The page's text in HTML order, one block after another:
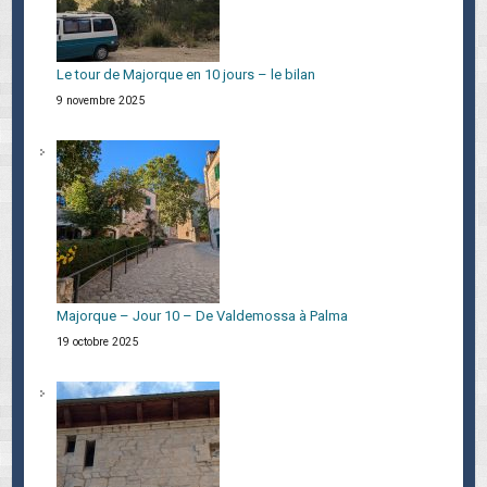
Le tour de Majorque en 10 jours – le bilan
9 novembre 2025
Majorque – Jour 10 – De Valdemossa à Palma
19 octobre 2025